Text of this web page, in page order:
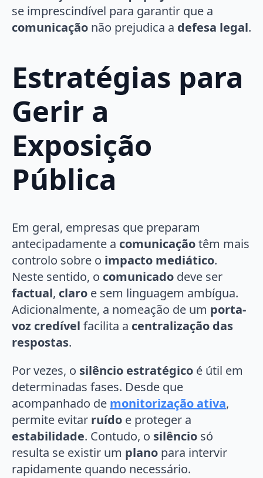
se imprescindível para garantir que a
comunicação não prejudica a defesa legal.
Estratégias para
Gerir a
Exposição
Pública
Em geral, empresas que preparam
antecipadamente a comunicaçãotêm mais
controlo sobre o impacto mediático.
Neste sentido, o comunicado deve ser
factual, claro e sem linguagem ambígua.
Adicionalmente, a nomeação de um porta-
voz credível facilita a centralização das
respostas.
Por vezes, o silêncio estratégico é útil em
determinadas fases. Desde que
acompanhado de monitorização ativa,
permite evitar ruído e proteger a
estabilidade. Contudo, o silêncio só
resulta se existir um plano para intervir
rapidamente quando necessário.